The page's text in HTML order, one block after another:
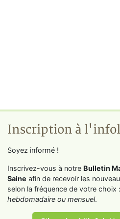
Inscription à
Soyez informé !
Inscrivez-vous à notre Bulletin
Saine afin de recevoir les
selon la fréquence de votre choix :
hebdomadaire ou mensuel.